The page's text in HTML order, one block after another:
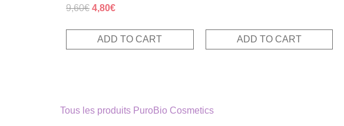
Rated
5.00
9,60€ Original
was:
9,60€.
4,80€Current
is:
4,80€.
ADD TO CART
15,80€.7,90€.
ADD TO CART
Tous les produits PuroBio Cosmetics